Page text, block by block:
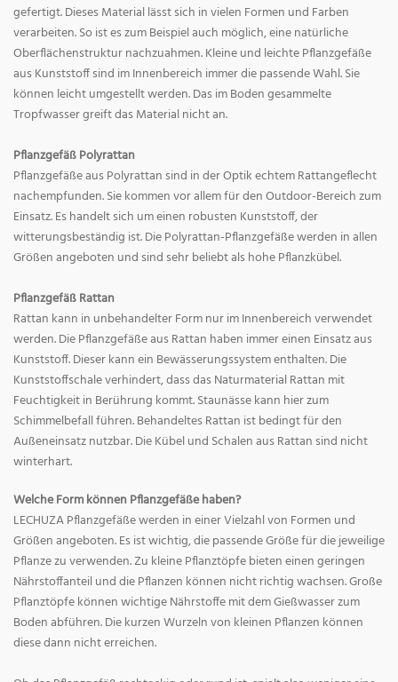
gefertigt. Dieses Material lässt sich in vielen Formen und Farben
verarbeiten. So ist es zum Beispiel auch möglich, eine natürliche
Oberflächenstruktur nachzuahmen. Kleine und leichte Pflanzgefäße
aus Kunststoff sind im Innenbereich immer die passende Wahl. Sie
können leicht umgestellt werden. Das im Boden gesammelte
Tropfwasser greift das Material nicht an.
Pflanzgefäß Polyrattan
Pflanzgefäße aus Polyrattan sind in der Optik echtem Rattangeflecht
nachempfunden. Sie kommen vor allem für den Outdoor-Bereich zum
Einsatz. Es handelt sich um einen robusten Kunststoff, der
witterungsbeständig ist. Die Polyrattan-Pflanzgefäße werden in allen
Größen angeboten und sind sehr beliebt als hohe Pflanzkübel.
Pflanzgefäß Rattan
Rattan kann in unbehandelter Form nur im Innenbereich verwendet
werden. Die Pflanzgefäße aus Rattan haben immer einen Einsatz aus
Kunststoff. Dieser kann ein Bewässerungssystem enthalten. Die
Kunststoffschale verhindert, dass das Naturmaterial Rattan mit
Feuchtigkeit in Berührung kommt. Staunässe kann hier zum
Schimmelbefall führen. Behandeltes Rattan ist bedingt für den
Außeneinsatz nutzbar. Die Kübel und Schalen aus Rattan sind nicht
winterhart.
Welche Form können Pflanzgefäße haben?
LECHUZA Pflanzgefäße werden in einer Vielzahl von Formen und
Größen angeboten. Es ist wichtig, die passende Größe für die jeweilige
Pflanze zu verwenden. Zu kleine Pflanztöpfe bieten einen geringen
Nährstoffanteil und die Pflanzen können nicht richtig wachsen. Große
Pflanztöpfe können wichtige Nährstoffe mit dem Gießwasser zum
Boden abführen. Die kurzen Wurzeln von kleinen Pflanzen können
diese dann nicht erreichen.